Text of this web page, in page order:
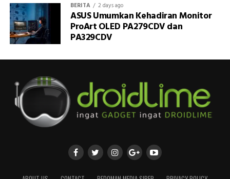
BERITA 2 days ago
ASUS Umumkan Kehadiran Monitor
ProArt OLED PA279CDV dan
PA329CDV